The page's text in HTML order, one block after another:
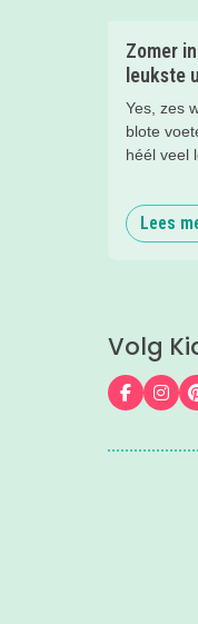
Zomer
leukste
Yes, zes
blote
héél veel
eenLees
Volg
Volg ons
Volg